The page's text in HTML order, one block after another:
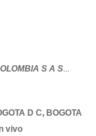
S A S...
D C, BOGOTA
vivo